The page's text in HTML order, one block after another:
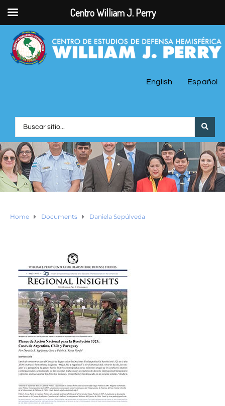
English Español
Home Documents Daniela Sepúlveda
Centro William J. Perry